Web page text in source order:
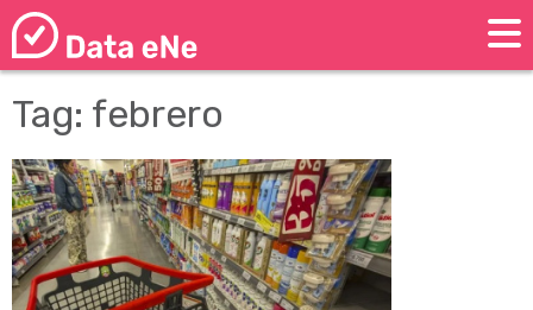
Tag: febrero